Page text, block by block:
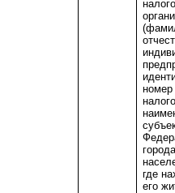
номер
где
его